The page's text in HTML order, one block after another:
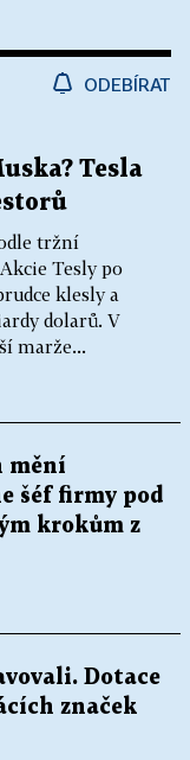
ODEBÍRAT
Tesla
tržní
Tesly po
klesly a
dolarů. V
marže...
mění
šéf firmy pod
krokům z
Dotace
značek